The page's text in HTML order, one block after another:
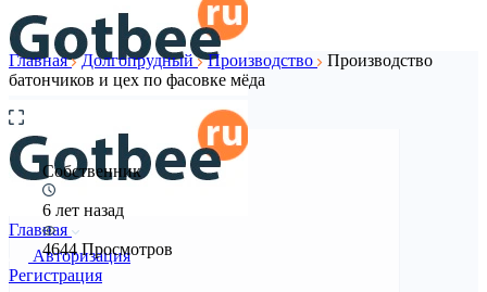
Главная
Авторизация
Регистрация
Главная Долгопрудный Производство
Производство
батончиков и цех по фасовке мёда
Собственник
6 лет назад
4644 Просмотров